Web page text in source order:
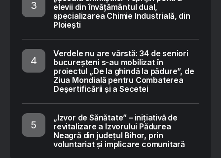
elevii din învățământul dual,
specializarea Chimie Industrială, din
Ploiești
Verdele nu are vârstă: 34 de seniori
bucureșteni s-au mobilizat în
proiectul „De la ghindă la pădure”, de
Ziua Mondială pentru Combaterea
Deșertificării și a Secetei
„Izvor de Sănătate” – inițiativă de
revitalizare a Izvorului Pădurea
Neagră din județul Bihor, prin
voluntariat și implicare comunitară